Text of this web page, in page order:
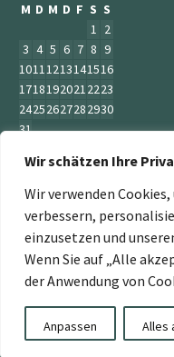
Wir schätzen Ihre
Wir verwenden
verbessern,
einzusetzen und
Wenn Sie auf „Alle
der Anwendung von
Anpassen Alles
M D M D F S S
1 2
3 4 5 6 7 8 9
10111213141516
17181920212223
24252627282930
31
« Juni
„Der Service
Energiepflanzen